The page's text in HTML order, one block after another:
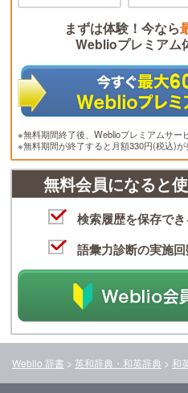
まずは体験！今なら
Weblioプレミアム
※無料期間終了後、Weblioプレミアムサー
※無料期間が終了すると月額330円(税込)が
無料会員になると
検索履歴を保存でき
語彙力診断の実施回
Weblio 辞書 > 英和辞典・和英辞典 > 和